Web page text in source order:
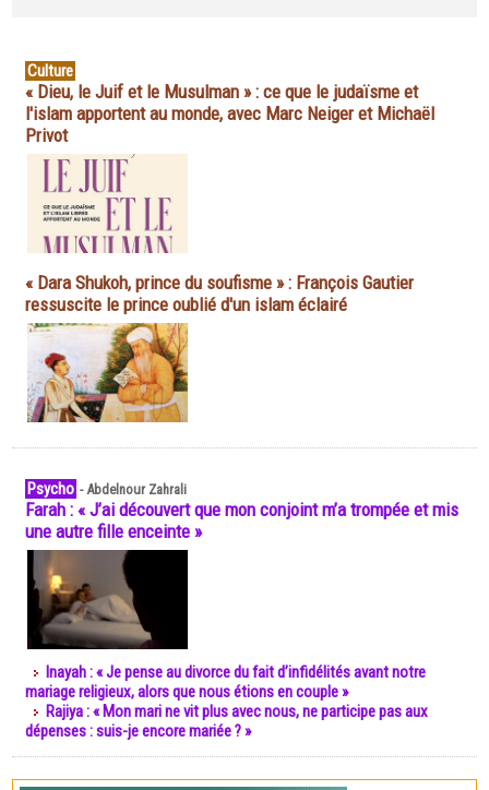
Culture
« Dieu, le Juif et le Musulman » : ce que le judaïsme et
l'islam apportent au monde, avec Marc Neiger et Michaël
Privot
« Dara Shukoh, prince du soufisme » : François Gautier
ressuscite le prince oublié d'un islam éclairé
Psycho -Abdelnour Zahrali
Farah : « J’ai découvert que mon conjoint m’a trompée et mis
une autre fille enceinte »
Inayah : « Je pense au divorce du fait d’infidélités avant notre
mariage religieux, alors que nous étions en couple »
Rajiya : « Mon mari ne vit plus avec nous, ne participe pas aux
dépenses : suis-je encore mariée ? »